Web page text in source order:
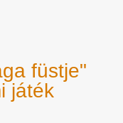
füstje"
játék